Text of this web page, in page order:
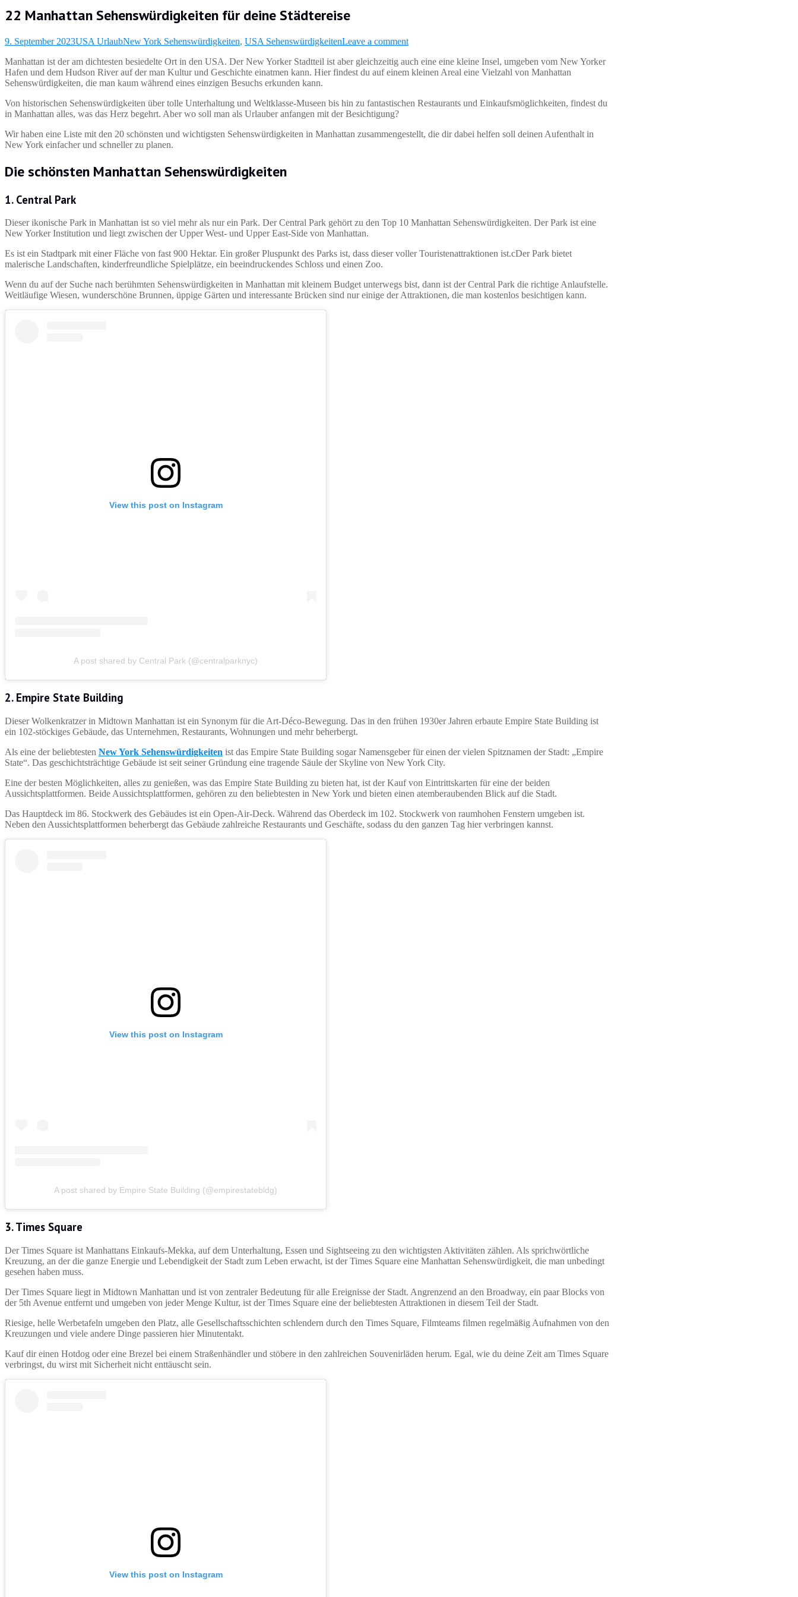
22 Manhattan Sehenswürdigkeiten für deine Städtereise
9. September 2023USA UrlaubNew York Sehenswürdigkeiten, USA SehenswürdigkeitenLeave a comment
Manhattan ist der am dichtesten besiedelte Ort in den USA. Der New Yorker Stadtteil ist aber gleichzeitig auch eine eine kleine Insel, umgeben vom New Yorker
Hafen und dem Hudson River auf der man Kultur und Geschichte einatmen kann. Hier findest du auf einem kleinen Areal eine Vielzahl von Manhattan
Sehenswürdigkeiten, die man kaum während eines einzigen Besuchs erkunden kann.
Von historischen Sehenswürdigkeiten über tolle Unterhaltung und Weltklasse-Museen bis hin zu fantastischen Restaurants und Einkaufsmöglichkeiten, findest du
in Manhattan alles, was das Herz begehrt. Aber wo soll man als Urlauber anfangen mit der Besichtigung?
Wir haben eine Liste mit den 20 schönsten und wichtigsten Sehenswürdigkeiten in Manhattan zusammengestellt, die dir dabei helfen soll deinen Aufenthalt in
New York einfacher und schneller zu planen.
Die schönsten Manhattan Sehenswürdigkeiten
1. Central Park
Dieser ikonische Park in Manhattan ist so viel mehr als nur ein Park. Der Central Park gehört zu den Top 10 Manhattan Sehenswürdigkeiten. Der Park ist eine
New Yorker Institution und liegt zwischen der Upper West- und Upper East-Side von Manhattan.
Es ist ein Stadtpark mit einer Fläche von fast 900 Hektar. Ein großer Pluspunkt des Parks ist, dass dieser voller Touristenattraktionen ist.cDer Park bietet
malerische Landschaften, kinderfreundliche Spielplätze, ein beeindruckendes Schloss und einen Zoo.
Wenn du auf der Suche nach berühmten Sehenswürdigkeiten in Manhattan mit kleinem Budget unterwegs bist, dann ist der Central Park die richtige Anlaufstelle.
Weitläufige Wiesen, wunderschöne Brunnen, üppige Gärten und interessante Brücken sind nur einige der Attraktionen, die man kostenlos besichtigen kann.
View this post on Instagram
A post shared by Central Park (@centralparknyc)
2. Empire State Building
Dieser Wolkenkratzer in Midtown Manhattan ist ein Synonym für die Art-Déco-Bewegung. Das in den frühen 1930er Jahren erbaute Empire State Building ist
ein 102-stöckiges Gebäude, das Unternehmen, Restaurants, Wohnungen und mehr beherbergt.
Als eine der beliebtesten New York Sehenswürdigkeiten ist das Empire State Building sogar Namensgeber für einen der vielen Spitznamen der Stadt: „Empire
State“. Das geschichtsträchtige Gebäude ist seit seiner Gründung eine tragende Säule der Skyline von New York City.
Eine der besten Möglichkeiten, alles zu genießen, was das Empire State Building zu bieten hat, ist der Kauf von Eintrittskarten für eine der beiden
Aussichtsplattformen. Beide Aussichtsplattformen, gehören zu den beliebtesten in New York und bieten einen atemberaubenden Blick auf die Stadt.
Das Hauptdeck im 86. Stockwerk des Gebäudes ist ein Open-Air-Deck. Während das Oberdeck im 102. Stockwerk von raumhohen Fenstern umgeben ist.
Neben den Aussichtsplattformen beherbergt das Gebäude zahlreiche Restaurants und Geschäfte, sodass du den ganzen Tag hier verbringen kannst.
View this post on Instagram
A post shared by Empire State Building (@empirestatebldg)
3. Times Square
Der Times Square ist Manhattans Einkaufs-Mekka, auf dem Unterhaltung, Essen und Sightseeing zu den wichtigsten Aktivitäten zählen. Als sprichwörtliche
Kreuzung, an der die ganze Energie und Lebendigkeit der Stadt zum Leben erwacht, ist der Times Square eine Manhattan Sehenswürdigkeit, die man unbedingt
gesehen haben muss.
Der Times Square liegt in Midtown Manhattan und ist von zentraler Bedeutung für alle Ereignisse der Stadt. Angrenzend an den Broadway, ein paar Blocks von
der 5th Avenue entfernt und umgeben von jeder Menge Kultur, ist der Times Square eine der beliebtesten Attraktionen in diesem Teil der Stadt.
Riesige, helle Werbetafeln umgeben den Platz, alle Gesellschaftsschichten schlendern durch den Times Square, Filmteams filmen regelmäßig Aufnahmen von den
Kreuzungen und viele andere Dinge passieren hier Minutentakt.
Kauf dir einen Hotdog oder eine Brezel bei einem Straßenhändler und stöbere in den zahlreichen Souvenirläden herum. Egal, wie du deine Zeit am Times Square
verbringst, du wirst mit Sicherheit nicht enttäuscht sein.
View this post on Instagram